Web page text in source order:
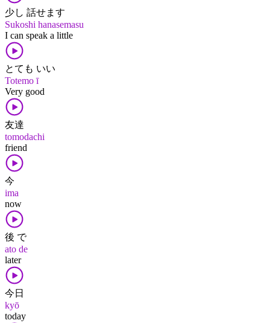
少し 話せます
Sukoshi hanasemasu
I can speak a little
とても いい
Totemo ī
Very good
友達
tomodachi
friend
今
ima
now
後 で
ato de
later
今日
kyō
today